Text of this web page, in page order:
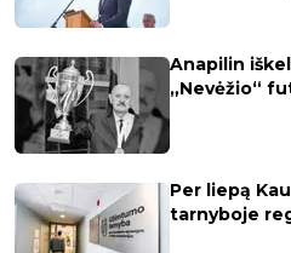
Anapilin
„Nevėžio“
Per liepą
tarnyboje